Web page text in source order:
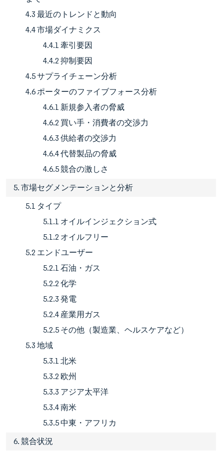
4.3 最近のトレンドと動向
4.4 市場ダイナミクス
4.4.1 牽引要因
4.4.2 抑制要因
4.5 サプライチェーン分析
4.6 ポーターのファイブフォース分析
4.6.1 新規参入者の脅威
4.6.2 買い手・消費者の交渉力
4.6.3 供給者の交渉力
4.6.4 代替製品の脅威
4.6.5 競合の激しさ
5. 市場セグメンテーションと分析
5.1 タイプ
5.1.1 オイルインジェクション式
5.1.2 オイルフリー
5.2 エンドユーザー
5.2.1 石油・ガス
5.2.2 化学
5.2.3 発電
5.2.4 産業用ガス
5.2.5 その他（製造業、ヘルスケアなど）
5.3 地域
5.3.1 北米
5.3.2 欧州
5.3.3 アジア太平洋
5.3.4 南米
5.3.5 中東・アフリカ
6. 競合状況